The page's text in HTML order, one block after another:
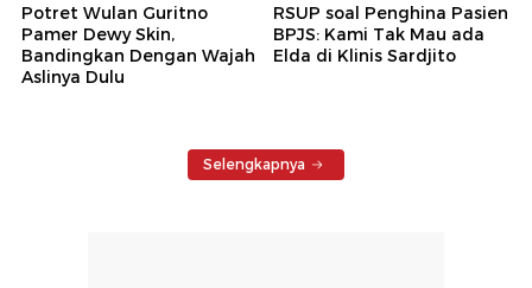
Potret Wulan Guritno
Pamer Dewy Skin,
Bandingkan Dengan Wajah
Aslinya Dulu
RSUP soal Penghina Pasien
BPJS: Kami Tak Mau ada
Elda di Klinis Sardjito
Selengkapnya